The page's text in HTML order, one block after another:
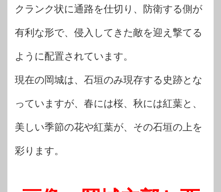
クランク状に通路を仕切り、防衛する側が
有利な形で、侵入してきた敵を迎え撃てる
ように配置されています。
現在の岡城は、石垣のみ現存する史跡とな
っていますが、春には桜、秋には紅葉と、
美しい季節の花や紅葉が、その石垣の上を
彩ります。